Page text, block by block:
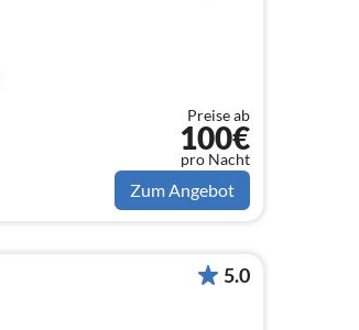
Preise ab
100€
pro Nacht
Zum Angebot
5.0